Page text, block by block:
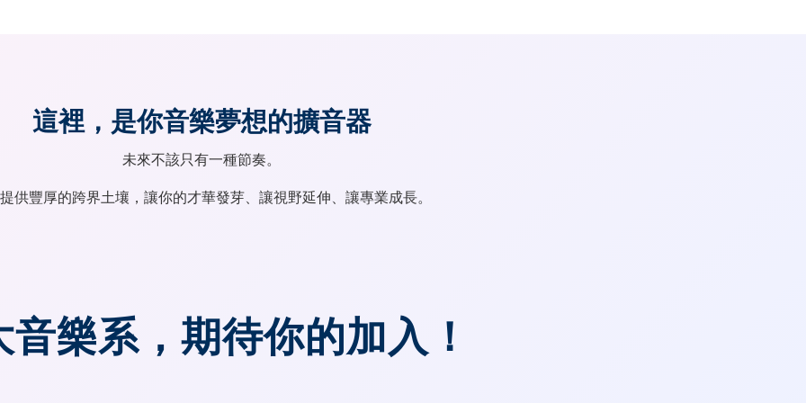
這裡，是你音樂夢想的擴音器
未來不該只有一種節奏。
供豐厚的跨界土壤，讓你的才華發芽、讓視野延伸、讓專業成長。
樂系， 期待你的加入！